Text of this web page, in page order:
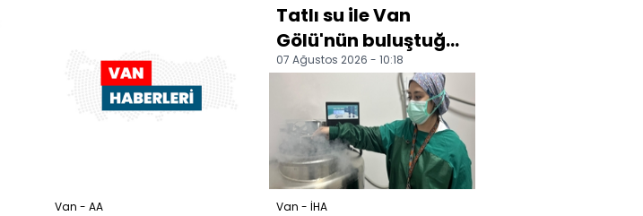
Van - AA
Tatlı su ile Van
Gölü'nün buluştuğu
noktada doğal
desenler oluştu
07 Ağustos 2026 - 10:18
Van - İHA